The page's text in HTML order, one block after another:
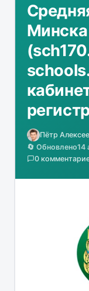
Минска
Пётр
🔄 Обновлено14
0